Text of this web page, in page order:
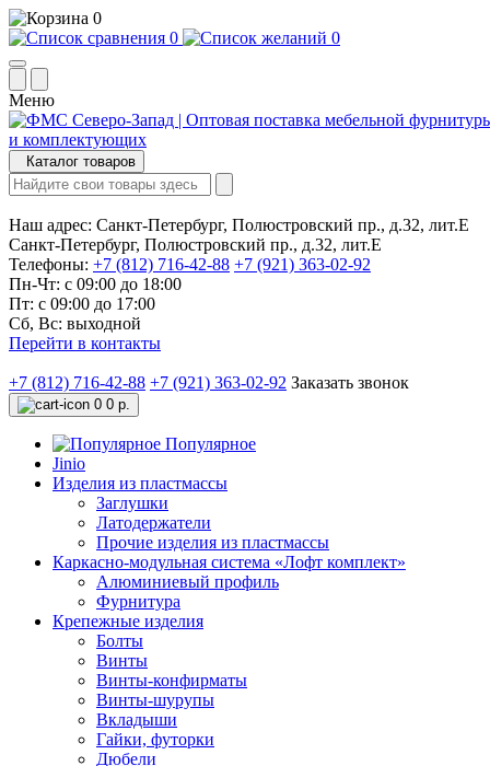
0
0
0
Меню
Каталог товаров
Наш адрес: Санкт-Петербург, Полюстровский пр., д.32, лит.Е
Санкт-Петербург, Полюстровский пр., д.32, лит.Е
Телефоны: +7 (812) 716-42-88 +7 (921) 363-02-92
Пн-Чт: с 09:00 до 18:00
Пт: с 09:00 до 17:00
Сб, Вс: выходной
Перейти в контакты
+7 (812) 716-42-88 +7 (921) 363-02-92 Заказать звонок
0 0 р.
Популярное
Jinio
Изделия из пластмассы
Заглушки
Латодержатели
Прочие изделия из пластмассы
Каркасно-модульная система «Лофт комплект»
Алюминиевый профиль
Фурнитура
Крепежные изделия
Болты
Винты
Винты-конфирматы
Винты-шурупы
Вкладыши
Гайки, футорки
Дюбели